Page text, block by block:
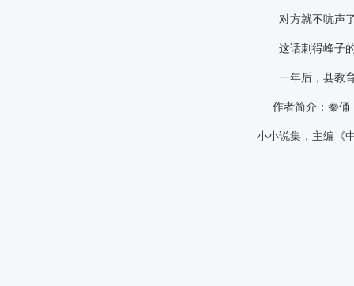
对方就不吭声了
这话刺得峰子的
一年后，县教育
作者简介：秦俑
小小说集，主编《